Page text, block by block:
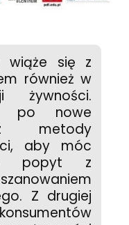
wiąże się z
również w
żywności.
po nowe
metody
aby móc
popyt z
Z drugiej